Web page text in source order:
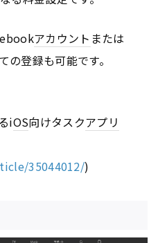
アカウント または
の登録も可能です。
iOS向けタスクアプリ
35044012/)